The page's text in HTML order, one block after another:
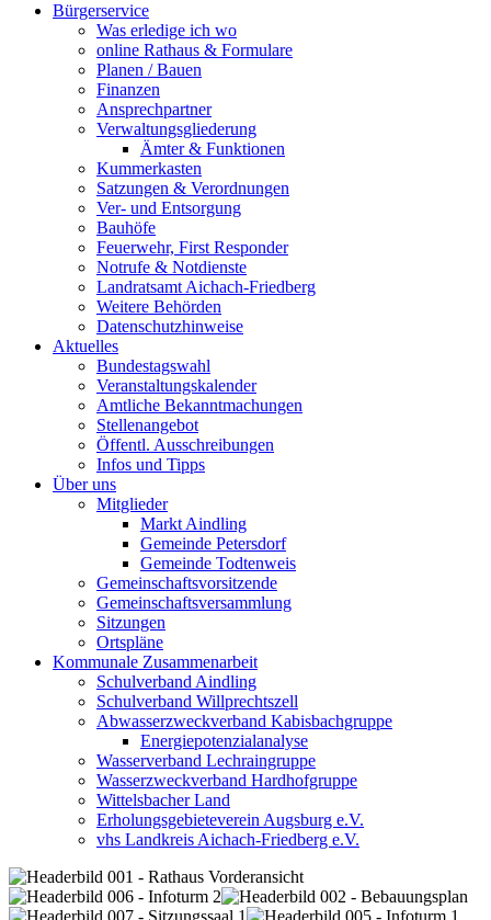
Bürgerservice
Was erledige ich wo
online Rathaus & Formulare
Planen / Bauen
Finanzen
Ansprechpartner
Verwaltungsgliederung
Ämter & Funktionen
Kummerkasten
Satzungen & Verordnungen
Ver- und Entsorgung
Bauhöfe
Feuerwehr, First Responder
Notrufe & Notdienste
Landratsamt Aichach-Friedberg
Weitere Behörden
Datenschutzhinweise
Aktuelles
Bundestagswahl
Veranstaltungskalender
Amtliche Bekanntmachungen
Stellenangebot
Öffentl. Ausschreibungen
Infos und Tipps
Über uns
Mitglieder
Markt Aindling
Gemeinde Petersdorf
Gemeinde Todtenweis
Gemeinschaftsvorsitzende
Gemeinschaftsversammlung
Sitzungen
Ortspläne
Kommunale Zusammenarbeit
Schulverband Aindling
Schulverband Willprechtszell
Abwasserzweckverband Kabisbachgruppe
Energiepotenzialanalyse
Wasserverband Lechraingruppe
Wasserzweckverband Hardhofgruppe
Wittelsbacher Land
Erholungsgebieteverein Augsburg e.V.
vhs Landkreis Aichach-Friedberg e.V.